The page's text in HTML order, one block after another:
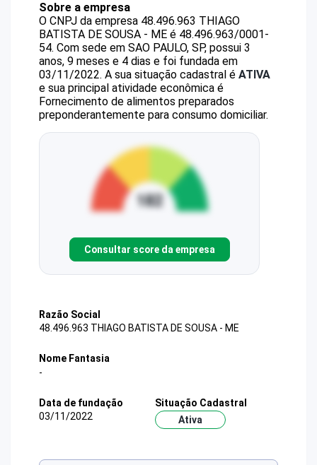
Sobre a empresa
O CNPJ da empresa 48.496.963 THIAGO
BATISTA DE SOUSA - ME é 48.496.963/0001-
54. Com sede em SAO PAULO, SP, possui 3
anos, 9 meses e 4 dias e foi fundada em
03/11/2022. A sua situação cadastral é ATIVA
e sua principal atividade econômica é
Fornecimento de alimentos preparados
preponderantemente para consumo domiciliar.
Consultar score da empresa
Razão Social
48.496.963 THIAGO BATISTA DE SOUSA - ME
Nome Fantasia
-
Data de fundação
03/11/2022
Situação Cadastral
Ativa